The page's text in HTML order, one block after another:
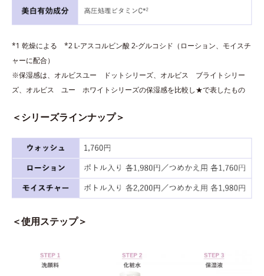
*1 乾燥による *2 L-アスコルビン酸 2-グルコシド（ローション、モイスチ
ャーに配合）
※保湿感は、オルビスユー ドットシリーズ、オルビス ブライトシリー
ズ、オルビス ユー ホワイトシリーズの保湿感を比較し★で表したもの
＜シリーズラインナップ＞
＜使用ステップ＞